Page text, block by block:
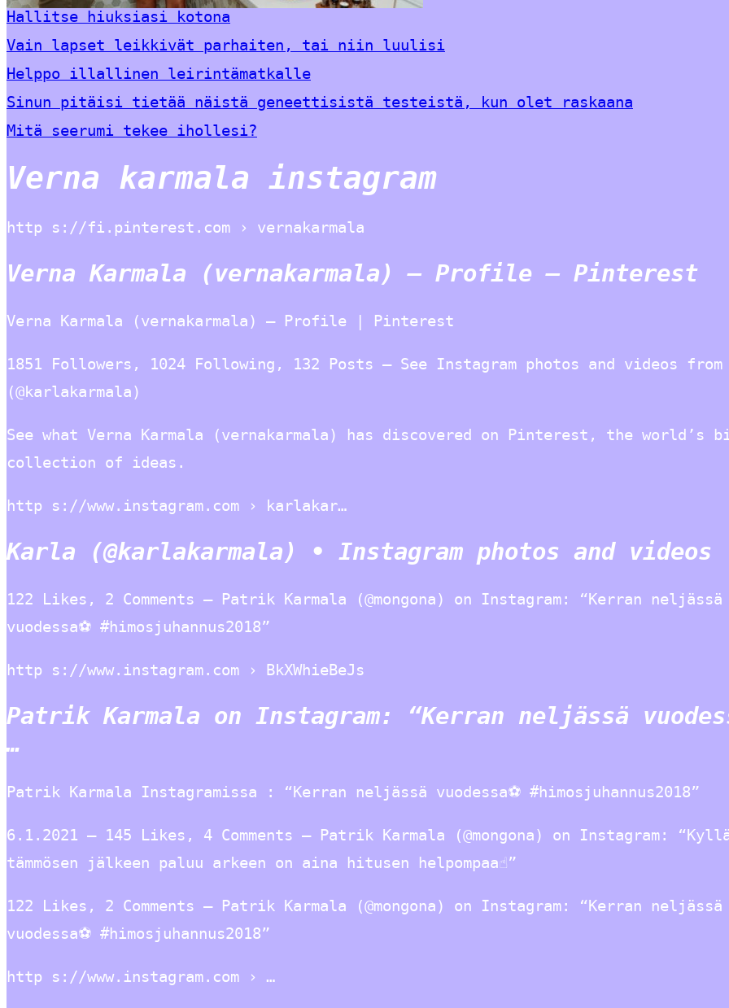
Hallitse hiuksiasi kotona
Vain lapset leikkivät parhaiten, tai niin luulisi
Helppo illallinen leirintämatkalle
Sinun pitäisi tietää näistä geneettisistä testeistä, kun olet raskaana
Mitä seerumi tekee ihollesi?
Verna karmala instagram
http s://fi.pinterest.com › vernakarmala
Verna Karmala (vernakarmala) – Profile – Pinterest
Verna Karmala (vernakarmala) – Profile | Pinterest
1851 Followers, 1024 Following, 132 Posts – See Instagram photos and videos
(@karlakarmala)
See what Verna Karmala (vernakarmala) has discovered on Pinterest, the world’s
collection of ideas.
http s://www.instagram.com › karlakar…
Karla (@karlakarmala) • Instagram photos and videos
122 Likes, 2 Comments – Patrik Karmala (@mongona) on Instagram: “Kerran neljässä
vuodessa⚽ #himosjuhannus2018”
http s://www.instagram.com › BkXWhieBeJs
Patrik Karmala on Instagram: “Kerran neljässä
…
Patrik Karmala Instagramissa : “Kerran neljässä vuodessa⚽ #himosjuhannus2018”
6.1.2021 — 145 Likes, 4 Comments – Patrik Karmala (@mongona) on Instagram:
tämmösen jälkeen paluu arkeen on aina hitusen helpompaa☝️”
122 Likes, 2 Comments – Patrik Karmala (@mongona) on Instagram: “Kerran neljässä
vuodessa⚽ #himosjuhannus2018”
http s://www.instagram.com › …